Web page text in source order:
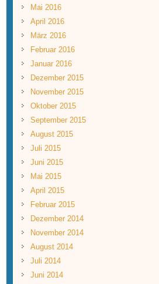
Mai 2016
April 2016
März 2016
Februar 2016
Januar 2016
Dezember 2015
November 2015
Oktober 2015
September 2015
August 2015
Juli 2015
Juni 2015
Mai 2015
April 2015
Februar 2015
Dezember 2014
November 2014
August 2014
Juli 2014
Juni 2014